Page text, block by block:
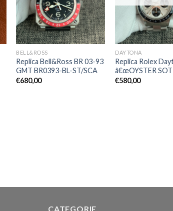
BELL&ROSS
Replica Bell&Ross BR 03-93
GMT BR0393-BL-ST/SCA
€680,00
DAYTONA
Replica Rolex
â€œOYSTER
€580,00
CATEGORIE